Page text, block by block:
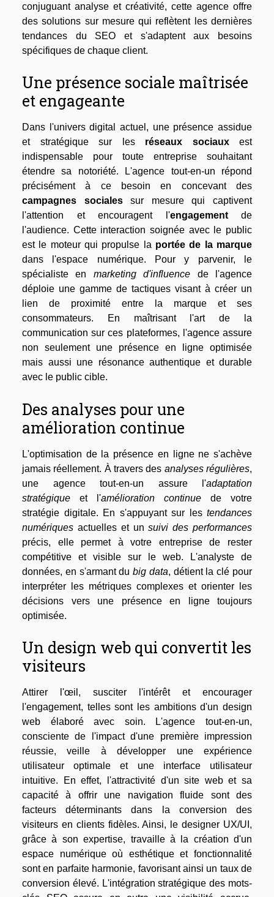
conjuguant analyse et créativité, cette agence offre
des solutions sur mesure qui reflètent les dernières
tendances du SEO et s'adaptent aux besoins
spécifiques de chaque client.
Une présence sociale maîtrisée
et engageante
Dans l'univers digital actuel, une présence assidue
et stratégique sur les réseaux sociauxest
indispensable pour toute entreprise souhaitant
étendre sa notoriété. L'agence tout-en-un répond
précisément à ce besoin en concevant des
campagnes socialessur mesure qui captivent
l'attention et encouragent l'engagementde
l'audience. Cette interaction soignée avec le public
est le moteur qui propulse la portée de la marque
dans l'espace numérique. Pour y parvenir, le
spécialiste en marketing d'influence de l'agence
déploie une gamme de tactiques visant à créer un
lien de proximité entre la marque et ses
consommateurs. En maîtrisant l'art de la
communication sur ces plateformes, l'agence assure
non seulement une présence en ligne optimisée
mais aussi une résonance authentique et durable
avec le public cible.
Des analyses pour une
amélioration continue
L'optimisation de la présence en ligne ne s'achève
jamais réellement. À travers des analyses régulières,
une agence tout-en-un assure l'adaptation
stratégique et l'amélioration continue de votre
stratégie digitale. En s'appuyant sur les tendances
numériques actuelles et unsuivi des performances
précis, elle permet à votre entreprise de rester
compétitive et visible sur le web. L'analyste de
données, en s'armant dubig data, détient la clé pour
interpréter les métriques complexes et orienter les
décisions vers une présence en ligne toujours
optimisée.
Un design web qui convertit les
visiteurs
Attirer l'œil, susciter l'intérêt et encourager
l'engagement, telles sont les ambitions d'un design
web élaboré avec soin. L'agence tout-en-un,
consciente de l'impact d'une première impression
réussie, veille à développer une expérience
utilisateur optimale et une interface utilisateur
intuitive. En effet, l'attractivité d'un site web et sa
capacité à offrir une navigation fluide sont des
facteurs déterminants dans la conversion des
visiteurs en clients fidèles. Ainsi, le designer UX/UI,
grâce à son expertise, travaille à la création d'un
espace numérique où esthétique et fonctionnalité
sont en parfaite harmonie, favorisant ainsi un taux de
conversion élevé. L'intégration stratégique des mots-